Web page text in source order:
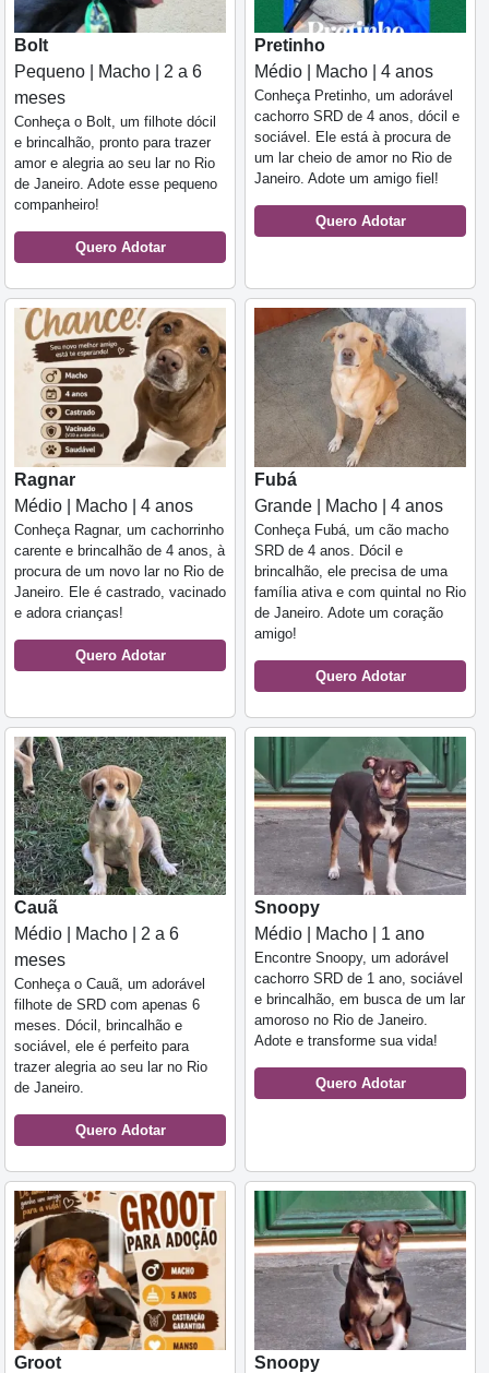
Bolt
Pequeno | Macho | 2 a 6
meses
Conheça o Bolt, um filhote dócil
e brincalhão, pronto para trazer
amor e alegria ao seu lar no Rio
de Janeiro. Adote esse pequeno
companheiro!
Quero Adotar
Pretinho
Médio | Macho | 4 anos
Conheça Pretinho, um adorável
cachorro SRD de 4 anos, dócil e
sociável. Ele está à procura de
um lar cheio de amor no Rio de
Janeiro. Adote um amigo fiel!
Quero Adotar
Ragnar
Médio | Macho | 4 anos
Conheça Ragnar, um cachorrinho
carente e brincalhão de 4 anos, à
procura de um novo lar no Rio de
Janeiro. Ele é castrado, vacinado
e adora crianças!
Quero Adotar
Fubá
Grande | Macho | 4 anos
Conheça Fubá, um cão macho
SRD de 4 anos. Dócil e
brincalhão, ele precisa de uma
família ativa e com quintal no Rio
de Janeiro. Adote um coração
amigo!
Quero Adotar
Cauã
Médio | Macho | 2 a 6
meses
Conheça o Cauã, um adorável
filhote de SRD com apenas 6
meses. Dócil, brincalhão e
sociável, ele é perfeito para
trazer alegria ao seu lar no Rio
de Janeiro.
Quero Adotar
Snoopy
Médio | Macho | 1 ano
Encontre Snoopy, um adorável
cachorro SRD de 1 ano, sociável
e brincalhão, em busca de um lar
amoroso no Rio de Janeiro.
Adote e transforme sua vida!
Quero Adotar
Groot
Snoopy